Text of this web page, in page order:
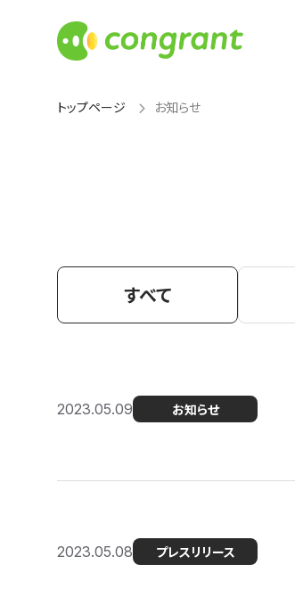
トップページ お知らせ
すべて
2023.05.09 お知らせ
2023.05.08 プレスリリース